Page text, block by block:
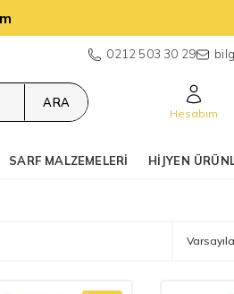
0212 503 30 29
ARA
Hesabım
SARF MALZEMELERI HIJYEN